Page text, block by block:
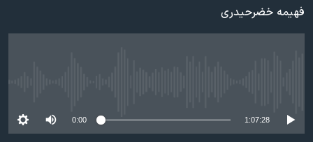
فرهنگ و زندگی
اسرائیل در جنگ
مستندها
ورزش زنان در ایران
دنبال کنید
فهیمه خضرحیدری
0:00 1:07:28